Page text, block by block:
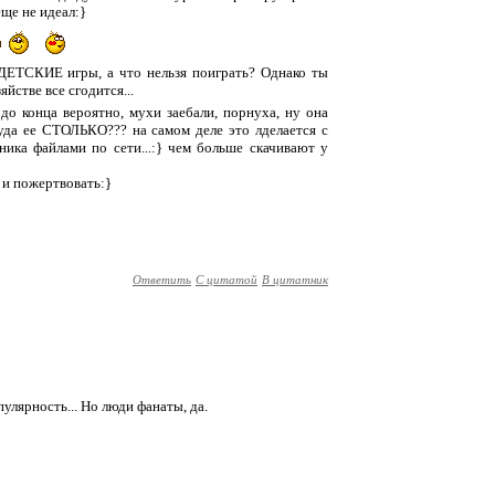
не идеал:}
игры, а что нельзя поиграть? Однако ты
все сгодится...
конца вероятно, мухи заебали, порнуха, ну она
ее СТОЛЬКО??? на самом деле это лделается с
файлами по сети...:} чем больше скачивают у
и пожертвовать:}
Ответить С цитатой В цитатник
Но люди фанаты, да.